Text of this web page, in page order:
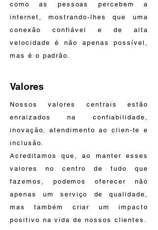
como as pessoas percebem a
internet, mostrando-lhes que uma
conexão confiável e de alta
velocidade é não apenas possível,
mas é o padrão.
Valores
Nossos valores centrais estão
enraizados na confiabilidade,
inovação, atendimento ao clien-te e
inclusão.
Acreditamos que, ao manter esses
valores no centro de tudo que
fazemos, podemos oferecer não
apenas um serviço de qualidade,
mas também criar um impacto
positivo na vida de nossos clientes.